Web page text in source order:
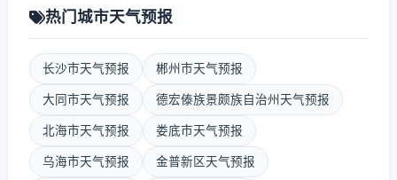
热门城市天气预报
长沙市天气预报 郴州市天气预报
大同市天气预报 德宏傣族景颇族自治州天气预报
北海市天气预报 娄底市天气预报
乌海市天气预报 金普新区天气预报